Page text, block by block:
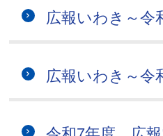
広報いわき～令
広報いわき～令